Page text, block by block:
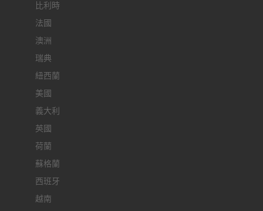
比利時
法國
澳洲
瑞典
紐西蘭
美國
義大利
英國
荷蘭
蘇格蘭
西班牙
越南